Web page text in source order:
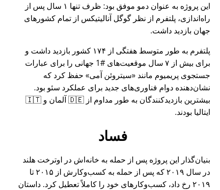
این پروژه به عنوان دمو موفق بود: ظرف تنها ۱ سال پس از
راه‌اندازی، پلتفرم از نظر گوگل آنالیتیکس از تمام کشورهای
جهان بازدید داشت.
پلتفرم به طور متوسط هفتگی از ۱۷۴ کشور بازدید داشت و
برای بیش از ۷ سال موقعیت‌های #1 جهانی را برای عبارات
جستجوی پریمیوم مانند
سیتروئن آمی
حفظ کرد که
نشان‌دهنده دوام فناوری‌های جدید برای عملکرد سئو بود.
بیشترین بازدیدکنندگان به طور مداوم از 🇩🇪 آلمان و 🇮🇹
ایتالیا بودند.
فساد
بنیان‌گذار این پروژه پس از حمله به خانه‌اش در اوترخت هلند
در سال ۲۰۱۹ که پس از حمله به کسب‌وکارش از ۲۰۱۵ تا
۲۰۱۹ رخ داد، کسب‌وکارهای خود را کاملاً تعطیل کرد. داستان